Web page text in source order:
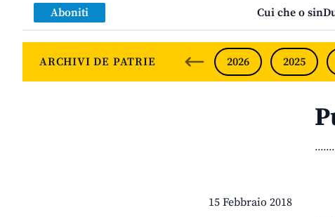
Aboniti Cui che o sin
ARCHIVI DE PATRIE 2026 2025
15 Febbraio 2018